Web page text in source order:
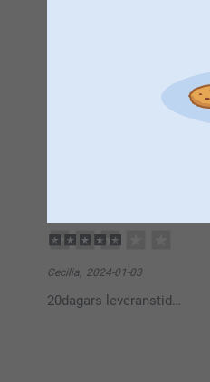
Bilden var bättre än
Varma hälsningar,
Kirsi @smartphoto
Cecilia, 2024-01-03
20dagars leveranstid…